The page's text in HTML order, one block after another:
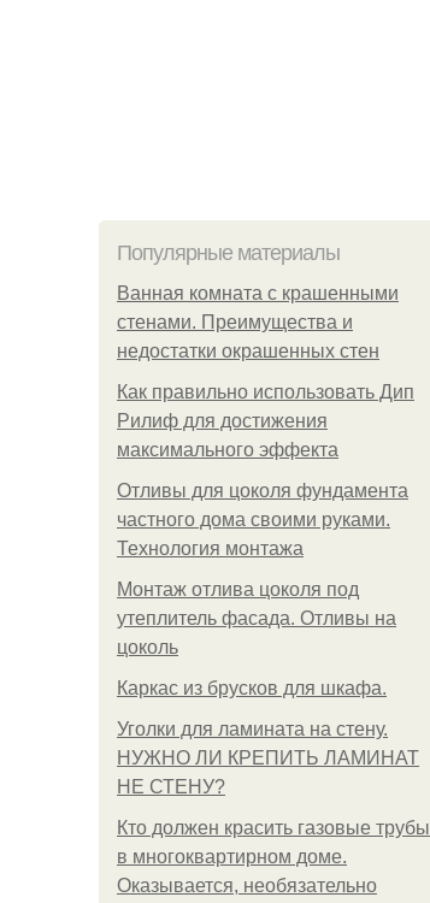
Популярные материалы
Ванная комната с крашенными
стенами. Преимущества и
недостатки окрашенных стен
Как правильно использовать Дип
Рилиф для достижения
максимального эффекта
Отливы для цоколя фундамента
частного дома своими руками.
Технология монтажа
Монтаж отлива цоколя под
утеплитель фасада. Отливы на
цоколь
Каркас из брусков для шкафа.
Уголки для ламината на стену.
НУЖНО ЛИ КРЕПИТЬ ЛАМИНАТ
НЕ СТЕНУ?
Кто должен красить газовые трубы
в многоквартирном доме.
Оказывается, необязательно